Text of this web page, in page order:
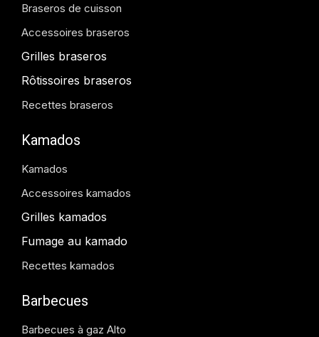
Braseros de cuisson
Accessoires braseros
Grilles braseros
Rôtissoires braseros
Recettes braseros
Kamados
Kamados
Accessoires kamados
Grilles kamados
Fumage au kamado
Recettes kamados
Barbecues
Barbecues à gaz Alto